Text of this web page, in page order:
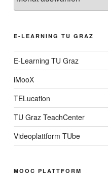
E-LEARNING TU GRAZ
E-Learning TU Graz
iMooX
TELucation
TU Graz TeachCenter
Videoplattform TUbe
MOOC PLATTFORM